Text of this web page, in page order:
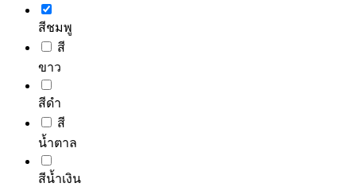
product
page
multiple
variants.
The
options
may
be
chosen
the
product
page
สีชมพู
สี
ขาว
สีดำ
สี
น้ำตาล
สีน้ำเงิน